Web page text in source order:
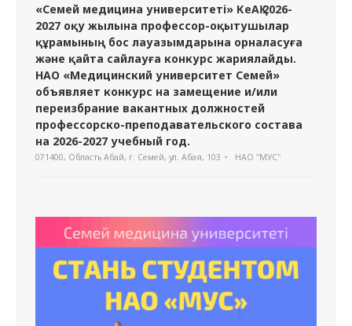
«Семей медицина университеті» КеАҚ 2026-
2027 оқу жылына профессор-оқытушылар
құрамының бос лауазымдарына орналасуға
және қайта сайлауға конкурс жариялайды.
НАО «Медицинский университет Семей»
объявляет конкурс на замещение и/или
переизбрание вакантных должностей
профессорско-преподавательского состава
на 2026-2027 учебный год.
071400, Область Абай, г. Семей, ул. Абая, 103 НАО "МУС"